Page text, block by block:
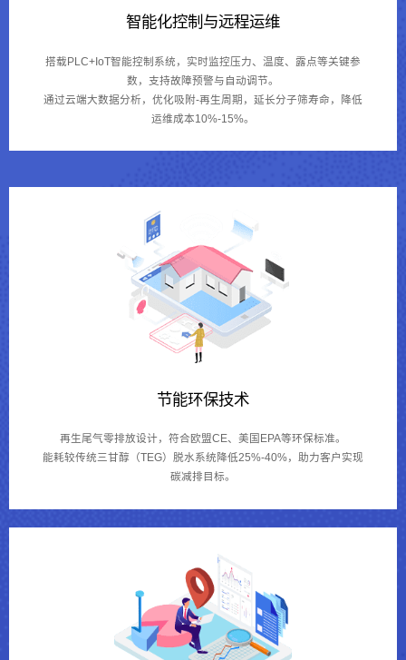
智能化控制与远程运维
搭载PLC+IoT智能控制系统，实时监控压力、温度、露点等关键参
数，支持故障预警与自动调节。
通过云端大数据分析，优化吸附-再生周期，延长分子筛寿命，降低
运维成本10%-15%。
节能环保技术
再生尾气零排放设计，符合欧盟CE、美国EPA等环保标准。
能耗较传统三甘醇（TEG）脱水系统降低25%-40%，助力客户实现
碳减排目标。